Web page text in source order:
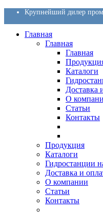
Крупнейший дилер
Главная
Главная
Главная
Каталоги
Доставка
О
Статьи
Контакты
Продукция
Каталоги
Гидростанции
Доставка и
О компании
Статьи
Контакты